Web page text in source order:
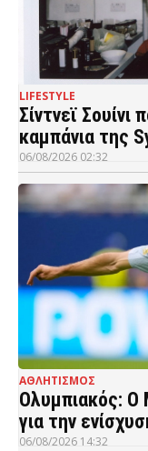
LIFESTYLE
Σίντνεϊ Σουίνι
καμπάνια της
06/08/2026 02:32
ΑΘΛΗΤΙΣΜΟΣ
Ολυμπιακός: Ο
για την
06/08/2026 14:32